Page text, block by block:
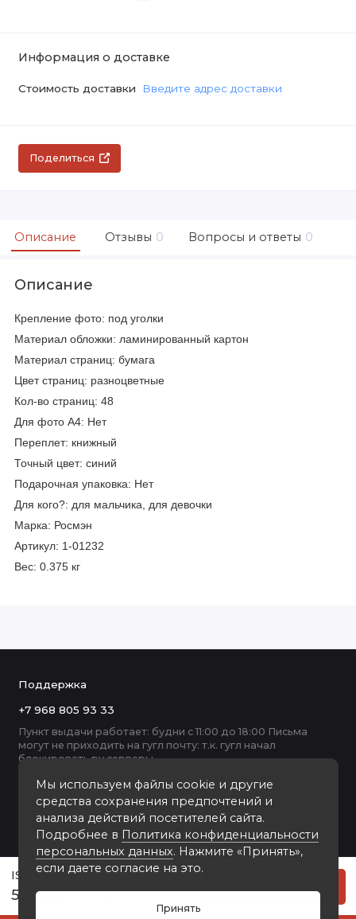
ISBN 978-5-353-00596-4 альбом анкета для выпускников последний звонок
500 руб 800 руб
Информация о доставке
Стоимость доставки Введите адрес доставки
Поделиться
Описание Отзывы 0 Вопросы и ответы 0
Описание
Крепление фото: под уголки
Материал обложки: ламинированный картон
Материал страниц: бумага
Цвет страниц: разноцветные
Кол-во страниц: 48
Для фото А4: Нет
Переплет: книжный
Точный цвет: синий
Подарочная упаковка: Нет
Для кого?: для мальчика, для девочки
Марка: Росмэн
Артикул: 1-01232
Вес: 0.375 кг
Мы используем файлы cookie и другие
средства сохранения предпочтений и
анализа действий посетителей сайта.
Подробнее в Политика конфиденциальности
персональных данных. Нажмите «Принять»,
если даете согласие на это.
Принять
Поддержка
+7 968 805 93 33
Пункт выдачи работает: будни с 11:00 до 18:00 Письма
могут не приходить на гугл почту: т.к. гугл начал
блокировать ру серверы